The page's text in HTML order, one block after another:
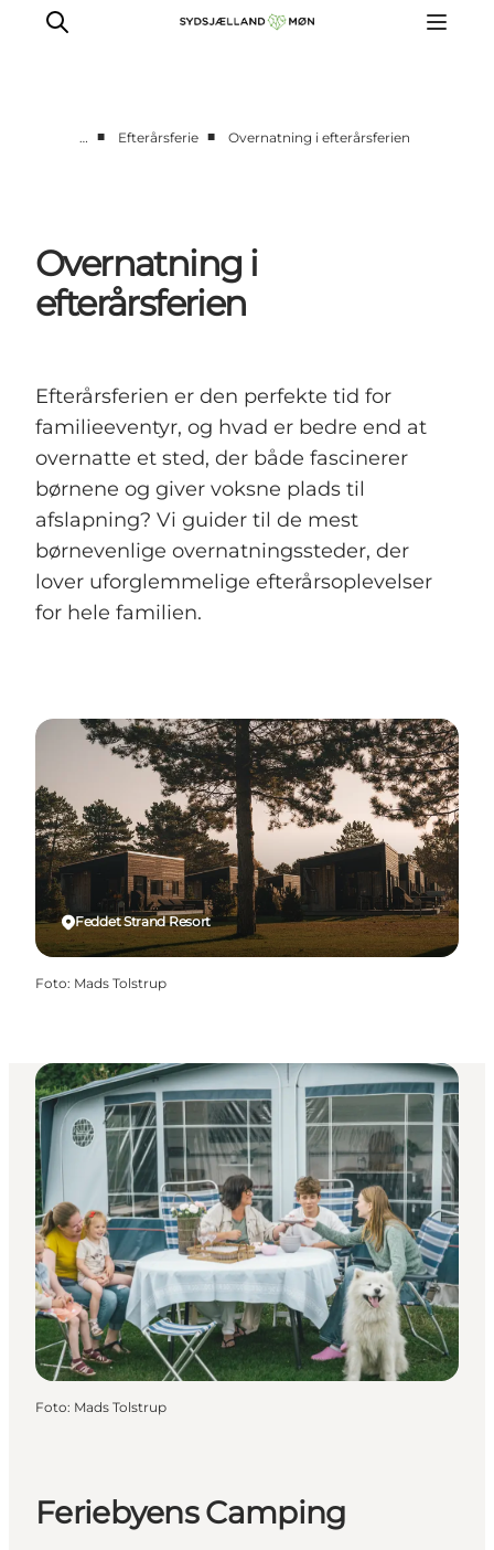
Events
Spis
Overnat
… ■ Efterårsferie ■ Overnatning i efterårsferien
Overnatning i
efterårsferien
Efterårsferien er den perfekte tid for
familieeventyr, og hvad er bedre end at
overnatte et sted, der både fascinerer
børnene og giver voksne plads til
afslapning? Vi guider til de mest
børnevenlige overnatningssteder, der
lover uforglemmelige efterårsoplevelser
for hele familien.
Feddet Strand Resort
Foto: Mads Tolstrup
Foto: Mads Tolstrup
Feriebyens Camping